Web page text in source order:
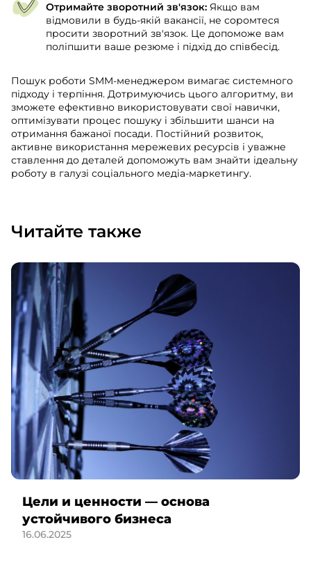
Отримайте зворотний зв'язок: Якщо вам
відмовили в будь-якій вакансії, не соромтеся
просити зворотний зв'язок. Це допоможе вам
поліпшити ваше резюме і підхід до співбесід.
Пошук роботи SMM-менеджером вимагає системного
підходу і терпіння. Дотримуючись цього алгоритму, ви
зможете ефективно використовувати свої навички,
оптимізувати процес пошуку і збільшити шанси на
отримання бажаної посади. Постійний розвиток,
активне використання мережевих ресурсів і уважне
ставлення до деталей допоможуть вам знайти ідеальну
роботу в галузі соціального медіа-маркетингу.
Читайте также
Цели и ценности — основа
устойчивого бизнеса
16.06.2025